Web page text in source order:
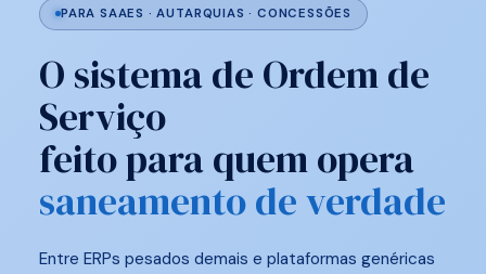
PARA SAAES · AUTARQUIAS · CONCESSÕES
O sistema de Ordem de
Serviço
feito para quem opera
saneamento de verdade
Entre ERPs pesados demais e plataformas genéricas